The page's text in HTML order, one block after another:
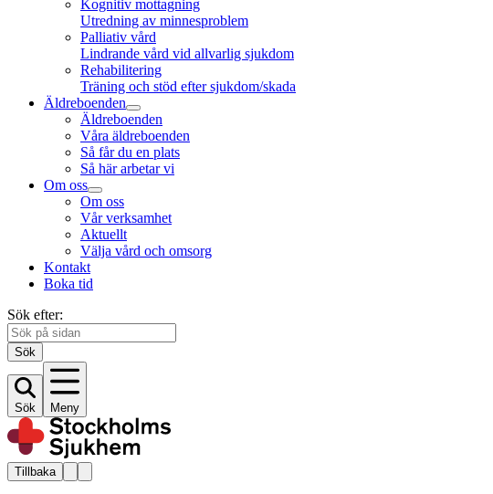
Kognitiv mottagning
Utredning av minnesproblem
Palliativ vård
Lindrande vård vid allvarlig sjukdom
Rehabilitering
Träning och stöd efter sjukdom/skada
Äldreboenden
Äldreboenden
Våra äldreboenden
Så får du en plats
Så här arbetar vi
Om oss
Om oss
Vår verksamhet
Aktuellt
Välja vård och omsorg
Kontakt
Boka tid
Sök efter:
Sök
Sök Meny
Tillbaka